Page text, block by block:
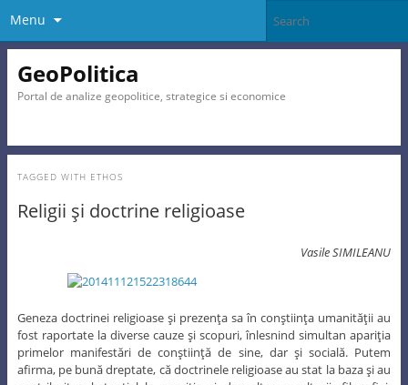
Menu
GeoPolitica
Portal de analize geopolitice, strategice si economice
TAGGED WITH ETHOS
Religii şi doctrine religioase
Vasile SIMILEANU
Geneza doctrinei religioase şi prezenţa sa în conştiinţa umanităţii au
fost raportate la diverse cauze şi scopuri, înlesnind simultan apariţia
primelor manifestări de conştiinţă de sine, dar şi socială. Putem
afirma, pe bună dreptate, că doctrinele religioase au stat la baza şi au